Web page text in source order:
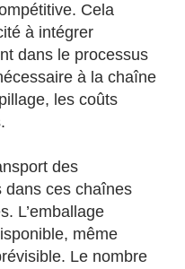
Cela
à intégrer
dans le processus
à la chaîne
les coûts
des
dans ces chaînes
L’emballage
même
Le nombre